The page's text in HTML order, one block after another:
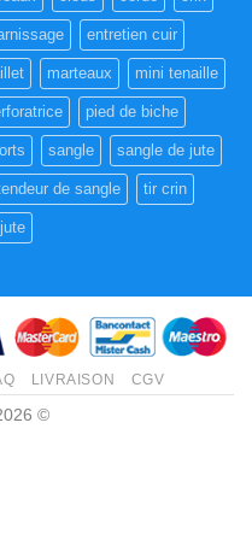
entretien cuir
marteaux mini tenaille
pied de biche
sangle sangle de jute
de sangle tir crin
LIVRAISON CGV
©